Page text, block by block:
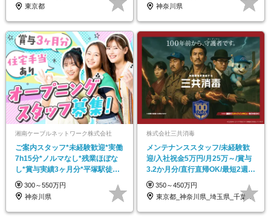
東京都
神奈川県
湘南ケーブルネットワーク株式会社
ご案内スタッフ*未経験歓迎*実働
7h15分*ノルマなし*残業ほぼな
し*賞与実績3ヶ月分*平塚駅徒歩3
分
300～550万円
神奈川県
株式会社三共消毒
メンテナンススタッフ/未経験歓
迎/入社祝金5万円/月25万～/賞与
3.2か月分/直行直帰OK/最短2週間
で内定
350～450万円
東京都_神奈川県_埼玉県_千葉県_愛知県